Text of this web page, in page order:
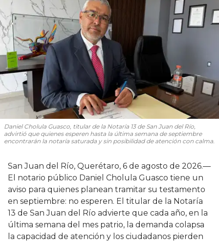
Daniel Cholula Guasco, titular de la Notaría 13 de San Juan del Río,
advirtió que quienes esperen hasta la última semana de septiembre
encontrarán la notaría saturada y sin posibilidad de atención con calma.
San Juan del Río, Querétaro, 6 de agosto de 2026.—
El notario público Daniel Cholula Guasco tiene un
aviso para quienes planean tramitar su testamento
en septiembre: no esperen. El titular de la Notaría
13 de San Juan del Río advierte que cada año, en la
última semana del mes patrio, la demanda colapsa
la capacidad de atención y los ciudadanos pierden